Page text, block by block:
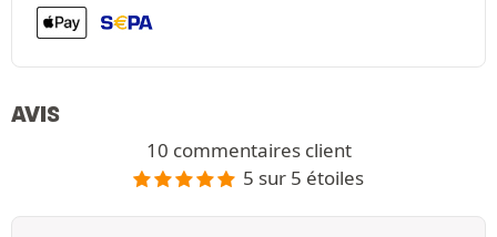
AVIS
10 commentaires client
5 sur 5 étoiles